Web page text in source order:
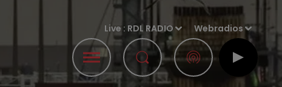
Live : RDL RADIO Webradios